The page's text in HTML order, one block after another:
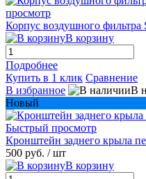
просмотр
Корпус воздушного фильтра
В корзину
Подробнее
Купить в 1 клик Сравнение
В избранное
В
Новый
Быстрый просмотр
Кронштейн заднего крыла
500 руб. / шт
В корзину